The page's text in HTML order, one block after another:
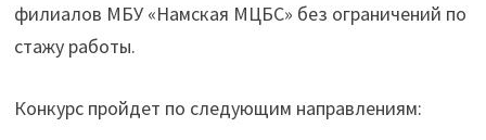
филиалов МБУ «Намская МЦБС» без ограничений по
стажу работы.
Конкурс пройдет по следующим направлениям: